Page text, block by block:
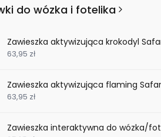
do wózka i fotelika
Zawieszka aktywizująca krokodyl
63,95 zł
Zawieszka aktywizująca flaming
63,95 zł
Zawieszka interaktywna do wózka/